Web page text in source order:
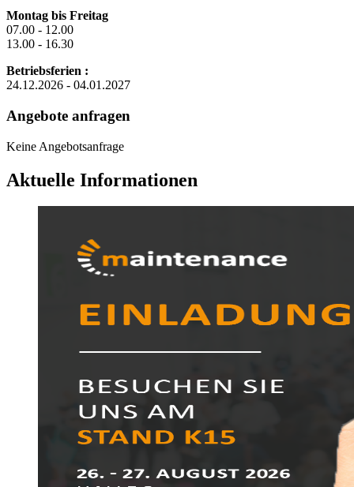
Montag bis Freitag
07.00 - 12.00
13.00 - 16.30
Betriebsferien :
24.12.2026 - 04.01.2027
Angebote anfragen
Keine Angebotsanfrage
Aktuelle Informationen